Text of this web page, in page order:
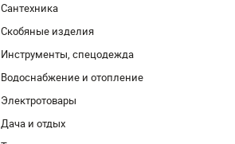
Сантехника
Скобяные изделия
Инструменты, спецодежда
Водоснабжение и отопление
Электротовары
Дача и отдых